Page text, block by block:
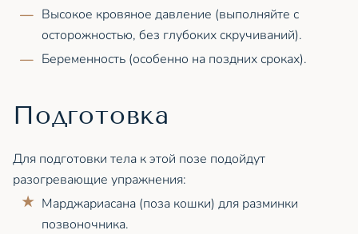
Высокое кровяное давление (выполняйте с
осторожностью, без глубоких скручиваний).
Беременность (особенно на поздних сроках).
Подготовка
Для подготовки тела к этой позе подойдут
разогревающие упражнения:
Марджариасана (поза кошки) для разминки
позвоночника.